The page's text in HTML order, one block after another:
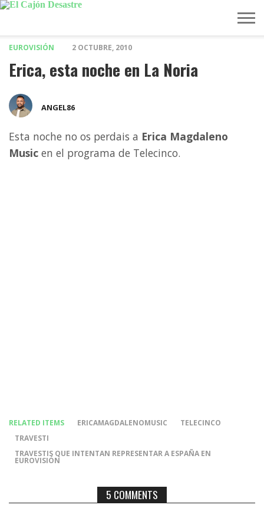
EUROVISIÓN 2 OCTUBRE, 2010
Erica, esta noche en La Noria
ANGEL86
Esta noche no os perdais a Erica Magdaleno
Music en el programa de Telecinco.
RELATED ITEMS ERICAMAGDALENOMUSIC
TELECINCO
TRAVESTI
TRAVESTIS QUE INTENTAN REPRESENTAR A ESPAÑA EN
EUROVISIÓN
5 COMMENTS